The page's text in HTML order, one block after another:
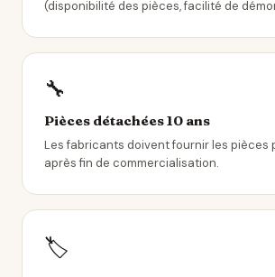
(disponibilité des pièces, facilité de
🔧
Pièces détachées 10 ans
Les fabricants doivent fournir les pièces
après fin de commercialisation.
🏷️